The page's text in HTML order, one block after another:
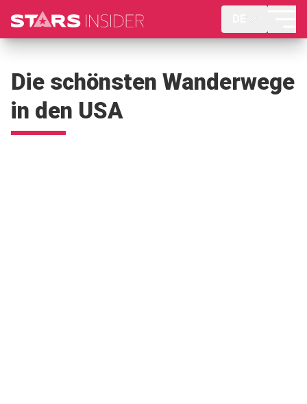
Die schönsten Wanderwege
in den USA